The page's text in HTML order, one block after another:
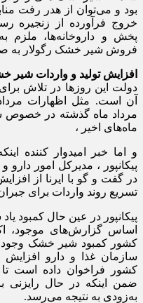
بود و می‌توان از هدر رفت
خروج فرآورده از زنجیره
پخش و داروخانه‌ها، ملزم
فروش شیر خشک رگولار به
افزایش تولید و واردات شیر
دولت این روزها در تلاش
آن است. مثل اظهارات
مرداد ماه گذشته در
ماه‌های اخیر ،
پیکانپور ، مدیرکل امور
در گفت و گو با ایرنا از
تسریع روند واردات برای
پیکانپور در عین حال کمبود
اساس گزارش‌های موجود،
کشور کمبود شیر خشک وجود
سازمان غذا و دارو
کشور فراخوان داده است
ضمن اینکه در حال
به‌زودی به نتیجه می‌رسد.